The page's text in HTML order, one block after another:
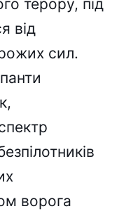
терору, під
від
сил.
ворога